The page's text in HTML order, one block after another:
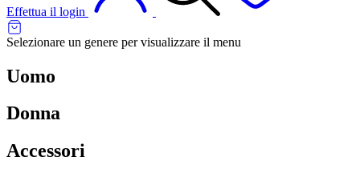
Effettua il login
Selezionare un genere per visualizzare il menu
Uomo
Donna
Accessori